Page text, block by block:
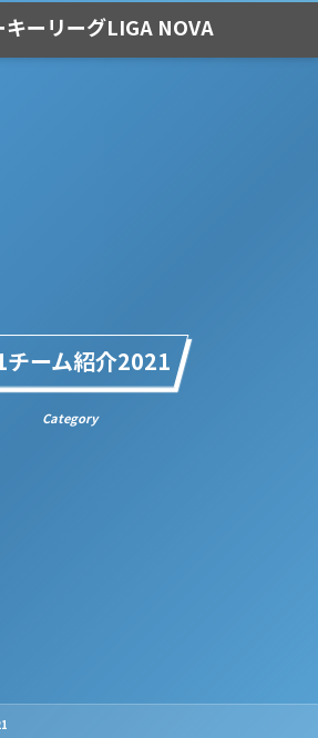
キーリーグLIGA NOVA
チーム紹介2021
Category